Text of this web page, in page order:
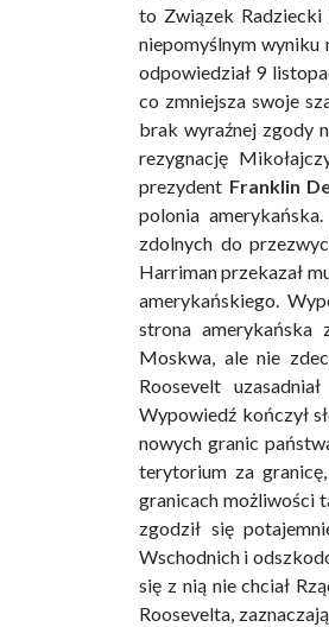
to Związek Radziecki
niepomyślnym wyniku
odpowiedział 9
co zmniejsza swoje
brak wyraźnej zgody
rezygnację
prezydent Franklin
polonia
zdolnych do
Harriman przekazał
amerykańskiego.
strona amerykańska
Moskwa, ale nie
Roosevelt
Wypowiedź kończył
nowych granic
terytorium za
granicach możliwości
zgodził się
Wschodnich i
się z nią nie chciał
Roosevelta,